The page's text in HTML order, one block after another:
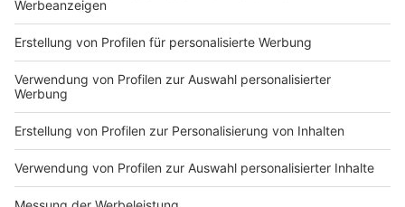
07:35 Uhr - Kreis Steinfurt: Luca-App in den
In den nächsten zehn Tagen gibt es die Luca-App zur
Kontaktnachverfolgung auch im Kreis Steinfurt. "Auf
unserer Seite ist alles fertig," heißt es beim Kreis. Die
App wäre innerhalb einer halben Stunde startklar. Die
Verzögerung liege beim Unternehmen, einem kleinen
Start-Up mit acht Mitarbeiter*innen.Zur vollständigen
Meldung.